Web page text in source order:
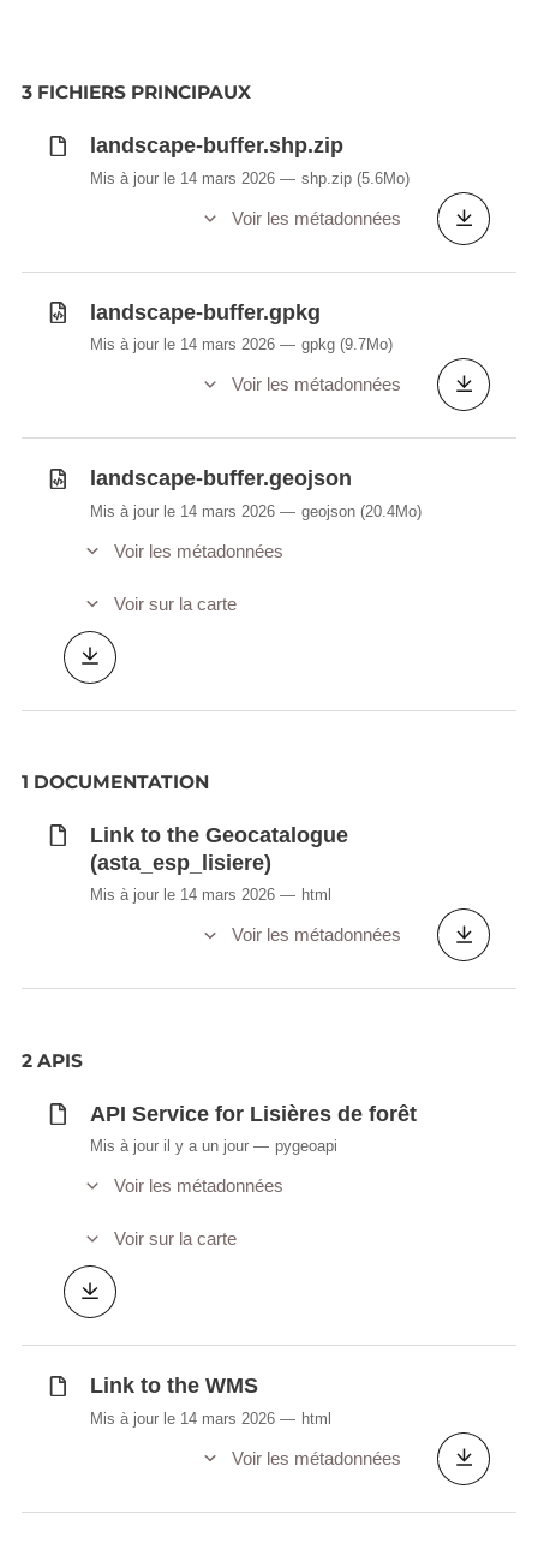
3 FICHIERS PRINCIPAUX
landscape-buffer.shp.zip
Mis à jour le 14 mars 2026 shp.zip (5.6Mo)
Voir les métadonnées
landscape-buffer.gpkg
Mis à jour le 14 mars 2026 gpkg (9.7Mo)
Voir les métadonnées
landscape-buffer.geojson
Mis à jour le 14 mars 2026 geojson (20.4Mo)
Voir les métadonnées
Voir sur la carte
1 DOCUMENTATION
Link to the Geocatalogue
(asta_esp_lisiere)
Mis à jour le 14 mars 2026 html
Voir les métadonnées
2 APIS
API Service for Lisières de forêt
Mis à jour il y a un jour pygeoapi
Voir les métadonnées
Voir sur la carte
Link to the WMS
Mis à jour le 14 mars 2026 html
Voir les métadonnées